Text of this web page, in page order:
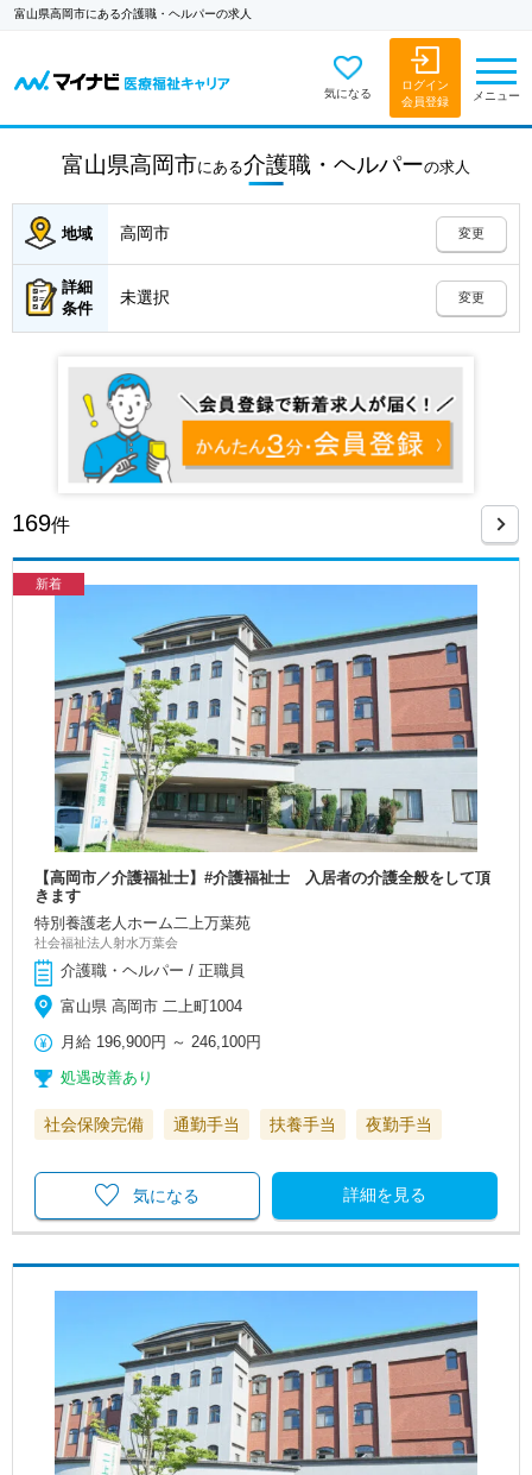
富山県高岡市にある介護職・ヘルパーの求人
気になる
ログイン
会員登録
メニュー
富山県高岡市にある介護職・ヘルパーの求人
地域 高岡市 変更
詳細
条件
未選択 変更
169件
新着
【高岡市／介護福祉士】#介護福祉士 入居者の介護全般をして頂
きます
特別養護老人ホーム二上万葉苑
社会福祉法人射水万葉会
介護職・ヘルパー / 正職員
富山県 高岡市 二上町1004
月給 196,900円 ～ 246,100円
処遇改善あり
社会保険完備 通勤手当 扶養手当 夜勤手当
詳細を見る
気になる